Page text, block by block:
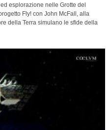
esplorazione nelle Grotte del
Fly! con John McFall, alla
della Terra simulano le sfide della